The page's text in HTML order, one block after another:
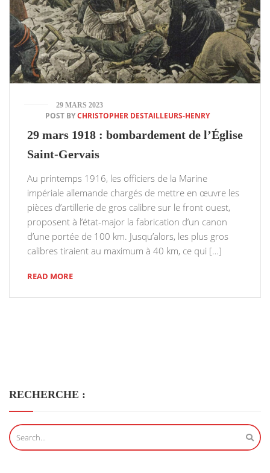
29 MARS 2023
POST BYCHRISTOPHER DESTAILLEURS-HENRY
29 mars 1918 : bombardement de l’Église
Saint-Gervais
Au printemps 1916, les officiers de la Marine
impériale allemande chargés de mettre en œuvre les
pièces d’artillerie de gros calibre sur le front ouest,
proposent à l’état-major la fabrication d’un canon
d’une portée de 100 km. Jusqu’alors, les plus gros
calibres tiraient au maximum à 40 km, ce qui […]
READ MORE
RECHERCHE :